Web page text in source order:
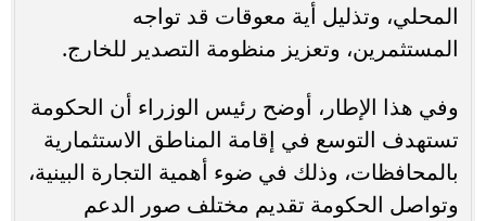
المحلي، وتذليل أية معوقات قد تواجه
المستثمرين، وتعزيز منظومة التصدير للخارج.
وفي هذا الإطار، أوضح رئيس الوزراء أن الحكومة
تستهدف التوسع في إقامة المناطق الاستثمارية
بالمحافظات، وذلك في ضوء أهمية التجارة البينية،
وتواصل الحكومة تقديم مختلف صور الدعم